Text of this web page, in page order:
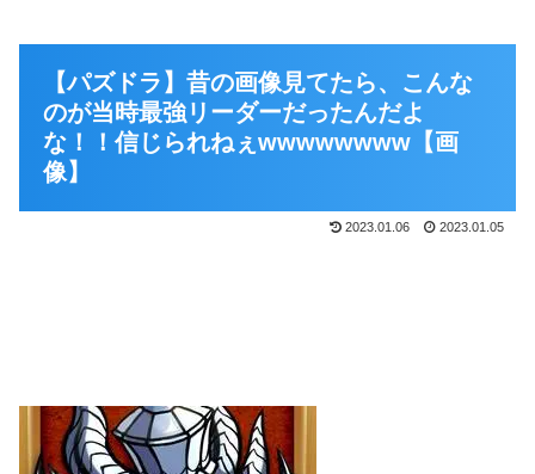
【パズドラ】昔の画像見てたら、こんな
のが当時最強リーダーだったんだよ
な！！信じられねぇwwwwwwww【画
像】
2023.01.06 2023.01.05